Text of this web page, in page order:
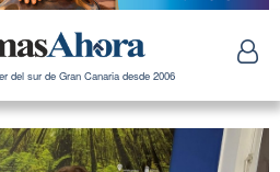
del sur de Gran Canaria desde 2006